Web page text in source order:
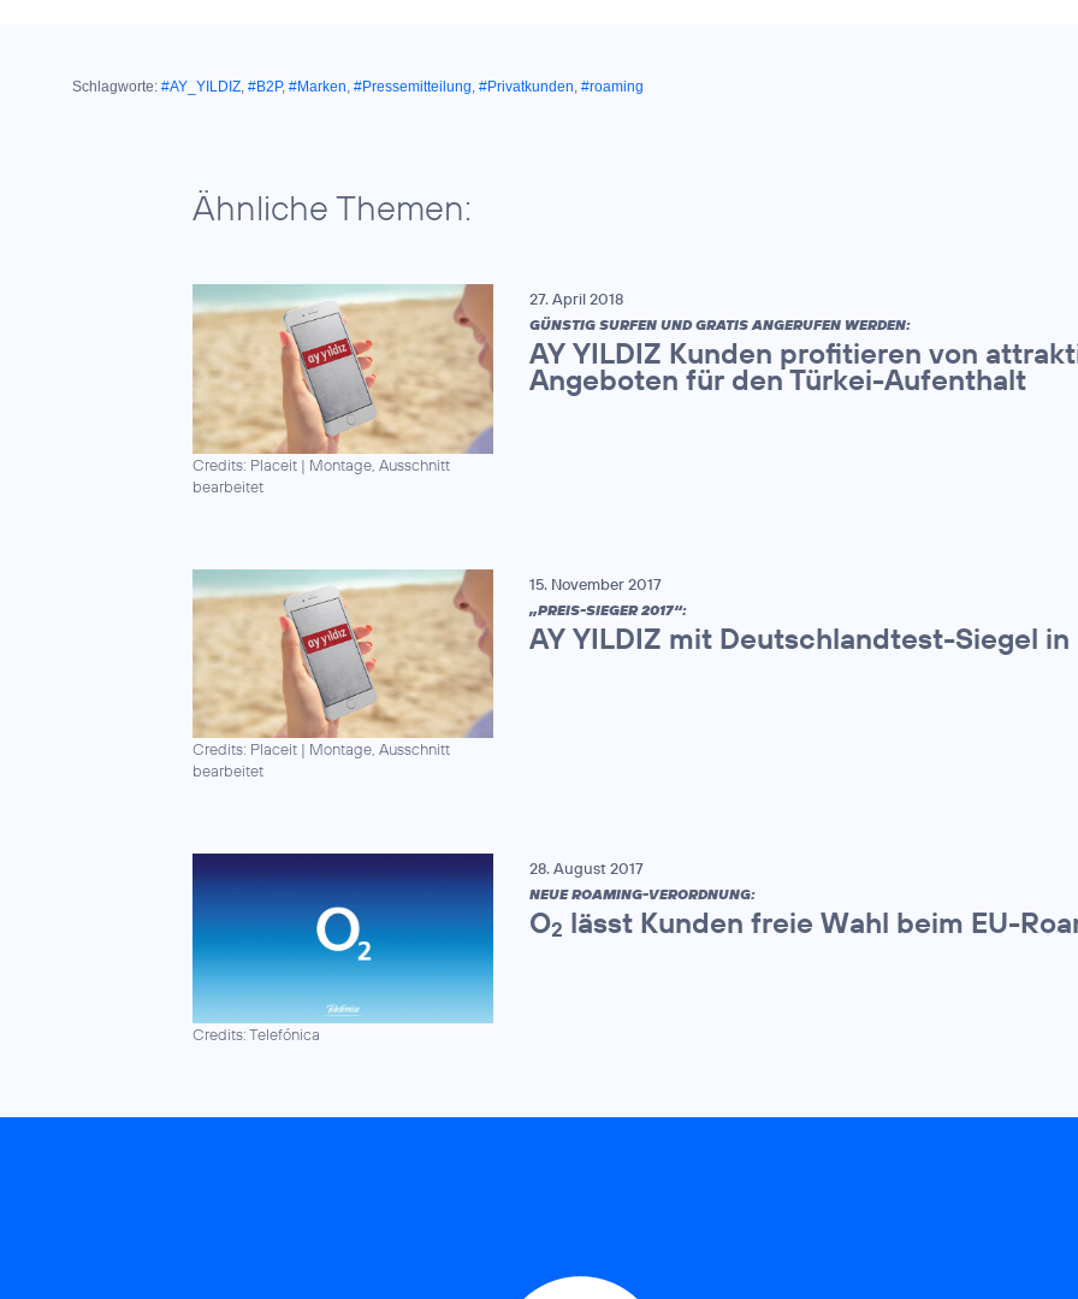
Schlagworte: #AY_YILDIZ, #B2P, #Marken, #Pressemitteilung, #Privatkunden, #roaming
Ähnliche Themen:
Credits: Placeit | Montage, Ausschnitt
bearbeitet
27. April 2018
GÜNSTIG SURFEN UND GRATIS ANGERUFEN WERDEN:
AY YILDIZ Kunden profitieren von
Angeboten für den Türkei-Aufenthalt
Credits: Placeit | Montage, Ausschnitt
bearbeitet
15. November 2017
„PREIS-SIEGER 2017“:
AY YILDIZ mit Deutschlandtest-Siegel
Credits: Telefónica
28. August 2017
NEUE ROAMING-VERORDNUNG:
O2 lässt Kunden freie Wahl beim EU-